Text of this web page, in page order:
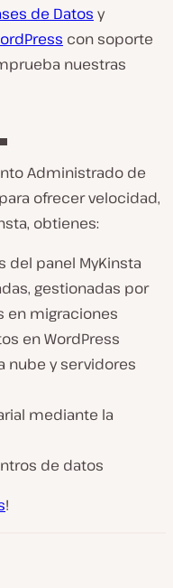
de Datos y
con soporte
nuestras
Administrado de
ofrecer velocidad,
obtienes:
del panel MyKinsta
gestionadas por
en migraciones
en WordPress
nube y servidores
mediante la
de datos
!